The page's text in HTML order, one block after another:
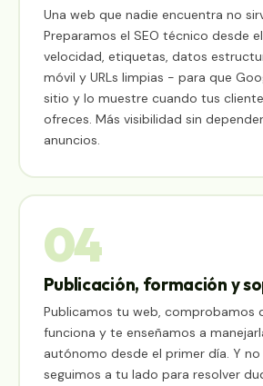
Una web que nadie encuentra no
Preparamos el SEO técnico desde
velocidad, etiquetas, datos
móvil y URLs limpias - para que
sitio y lo muestre cuando tus
ofreces. Más visibilidad sin
anuncios.
04
Publicación, formación y
Publicamos tu web, comprobamos
funciona y te enseñamos a
autónomo desde el primer día. Y
seguimos a tu lado para resolver